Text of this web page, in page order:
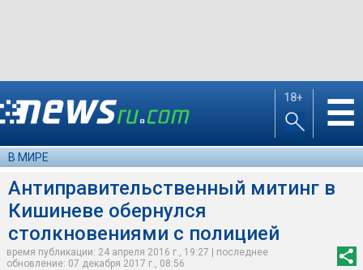
18+ ☰
В МИРЕ
Антиправительственный митинг в
Кишиневе обернулся
столкновениями с полицией
время публикации: 24 апреля 2016 г., 19:27 | последнее
обновление: 07 декабря 2017 г., 08:56